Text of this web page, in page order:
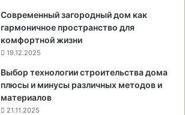
Современный загородный дом как
гармоничное пространство для
комфортной жизни
19.12.2025
Выбор технологии строительства дома
плюсы и минусы различных методов и
материалов
21.11.2025